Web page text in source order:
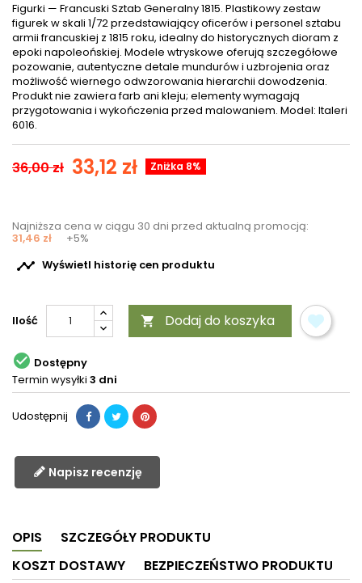
Figurki — Francuski Sztab Generalny 1815. Plastikowy zestaw
figurek w skali 1/72 przedstawiający oficerów i personel sztabu
armii francuskiej z 1815 roku, idealny do historycznych dioram z
epoki napoleońskiej. Modele wtryskowe oferują szczegółowe
pozowanie, autentyczne detale mundurów i uzbrojenia oraz
możliwość wiernego odwzorowania hierarchii dowodzenia.
Produkt nie zawiera farb ani kleju; elementy wymagają
przygotowania i wykończenia przed malowaniem. Model: Italeri
6016.
36,00 zł 33,12 zł Zniżka 8%
Najniższa cena w ciągu 30 dni przed aktualną promocją:
31,46 zł +5%
 Wyświetl historię cen produktu
Ilość  Dodaj do koszyka
 Dostępny
Termin wysyłki 3 dni
Udostępnij
Napisz recenzję
OPIS
SZCZEGÓŁY PRODUKTU
KOSZT DOSTAWY
BEZPIECZEŃSTWO PRODUKTU